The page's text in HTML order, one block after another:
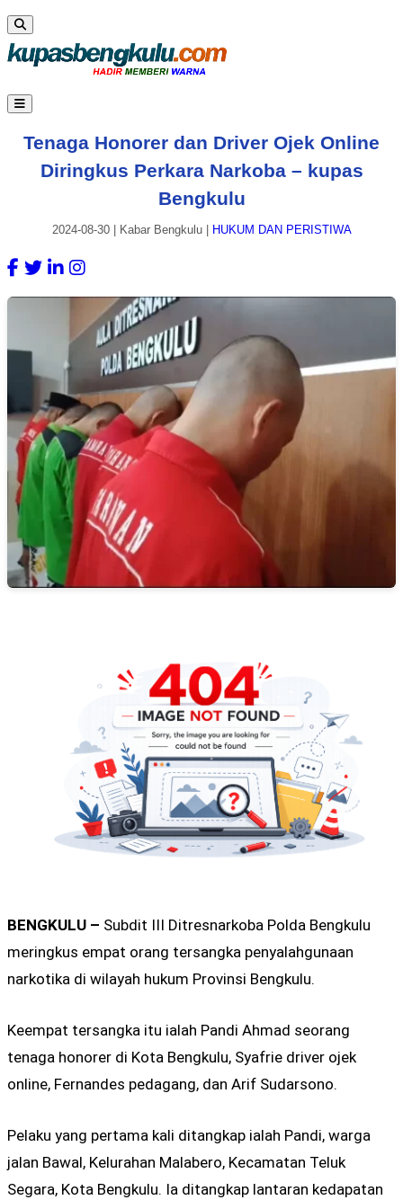
Tenaga Honorer dan Driver Ojek Online
Diringkus Perkara Narkoba – kupas
Bengkulu
2024-08-30| Kabar Bengkulu| HUKUM DAN PERISTIWA
BENGKULU – Subdit III Ditresnarkoba Polda Bengkulu
meringkus empat orang tersangka penyalahgunaan
narkotika di wilayah hukum Provinsi Bengkulu.
Keempat tersangka itu ialah Pandi Ahmad seorang
tenaga honorer di Kota Bengkulu, Syafrie driver ojek
online, Fernandes pedagang, dan Arif Sudarsono.
Pelaku yang pertama kali ditangkap ialah Pandi, warga
jalan Bawal, Kelurahan Malabero, Kecamatan Teluk
Segara, Kota Bengkulu. Ia ditangkap lantaran kedapatan